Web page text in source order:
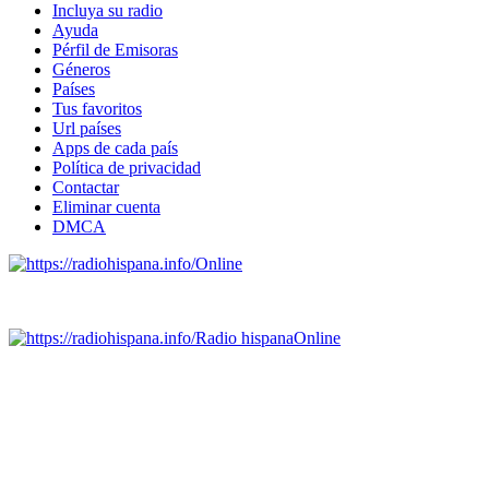
Incluya su radio
Ayuda
Pérfil de Emisoras
Géneros
Países
Tus favoritos
Url países
Apps de cada país
Política de privacidad
Contactar
Eliminar cuenta
DMCA
Online
Radio hispanaOnline